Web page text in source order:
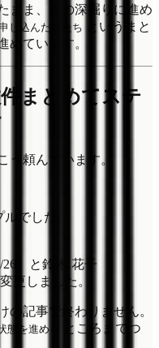
まま、次の深掘りに進め
し込んだ人たち
というまと
めています。
まとめてステ
う頼んでいます。
でした。
）と鈴木 花子
更しました。
の記事で終わりません。
態を進める
ところまでつ